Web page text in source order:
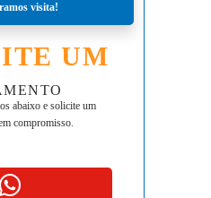
visita!
UM
abaixo e solicite um
compromisso.